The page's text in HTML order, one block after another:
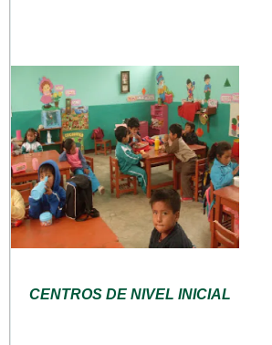
CENTROS DE NIVEL INICIAL